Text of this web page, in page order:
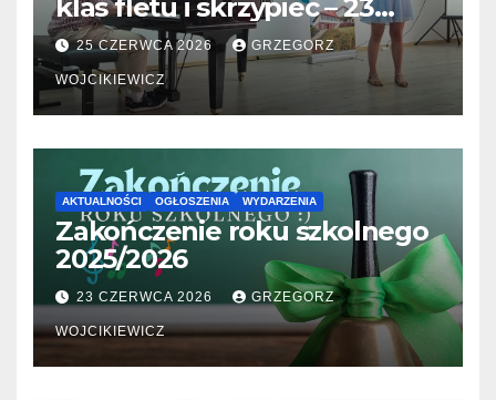
klas fletu i skrzypiec – 23
06.2026
25 CZERWCA 2026 GRZEGORZ
WOJCIKIEWICZ
AKTUALNOŚCI OGŁOSZENIA WYDARZENIA
Zakończenie roku szkolnego
2025/2026
23 CZERWCA 2026 GRZEGORZ
WOJCIKIEWICZ